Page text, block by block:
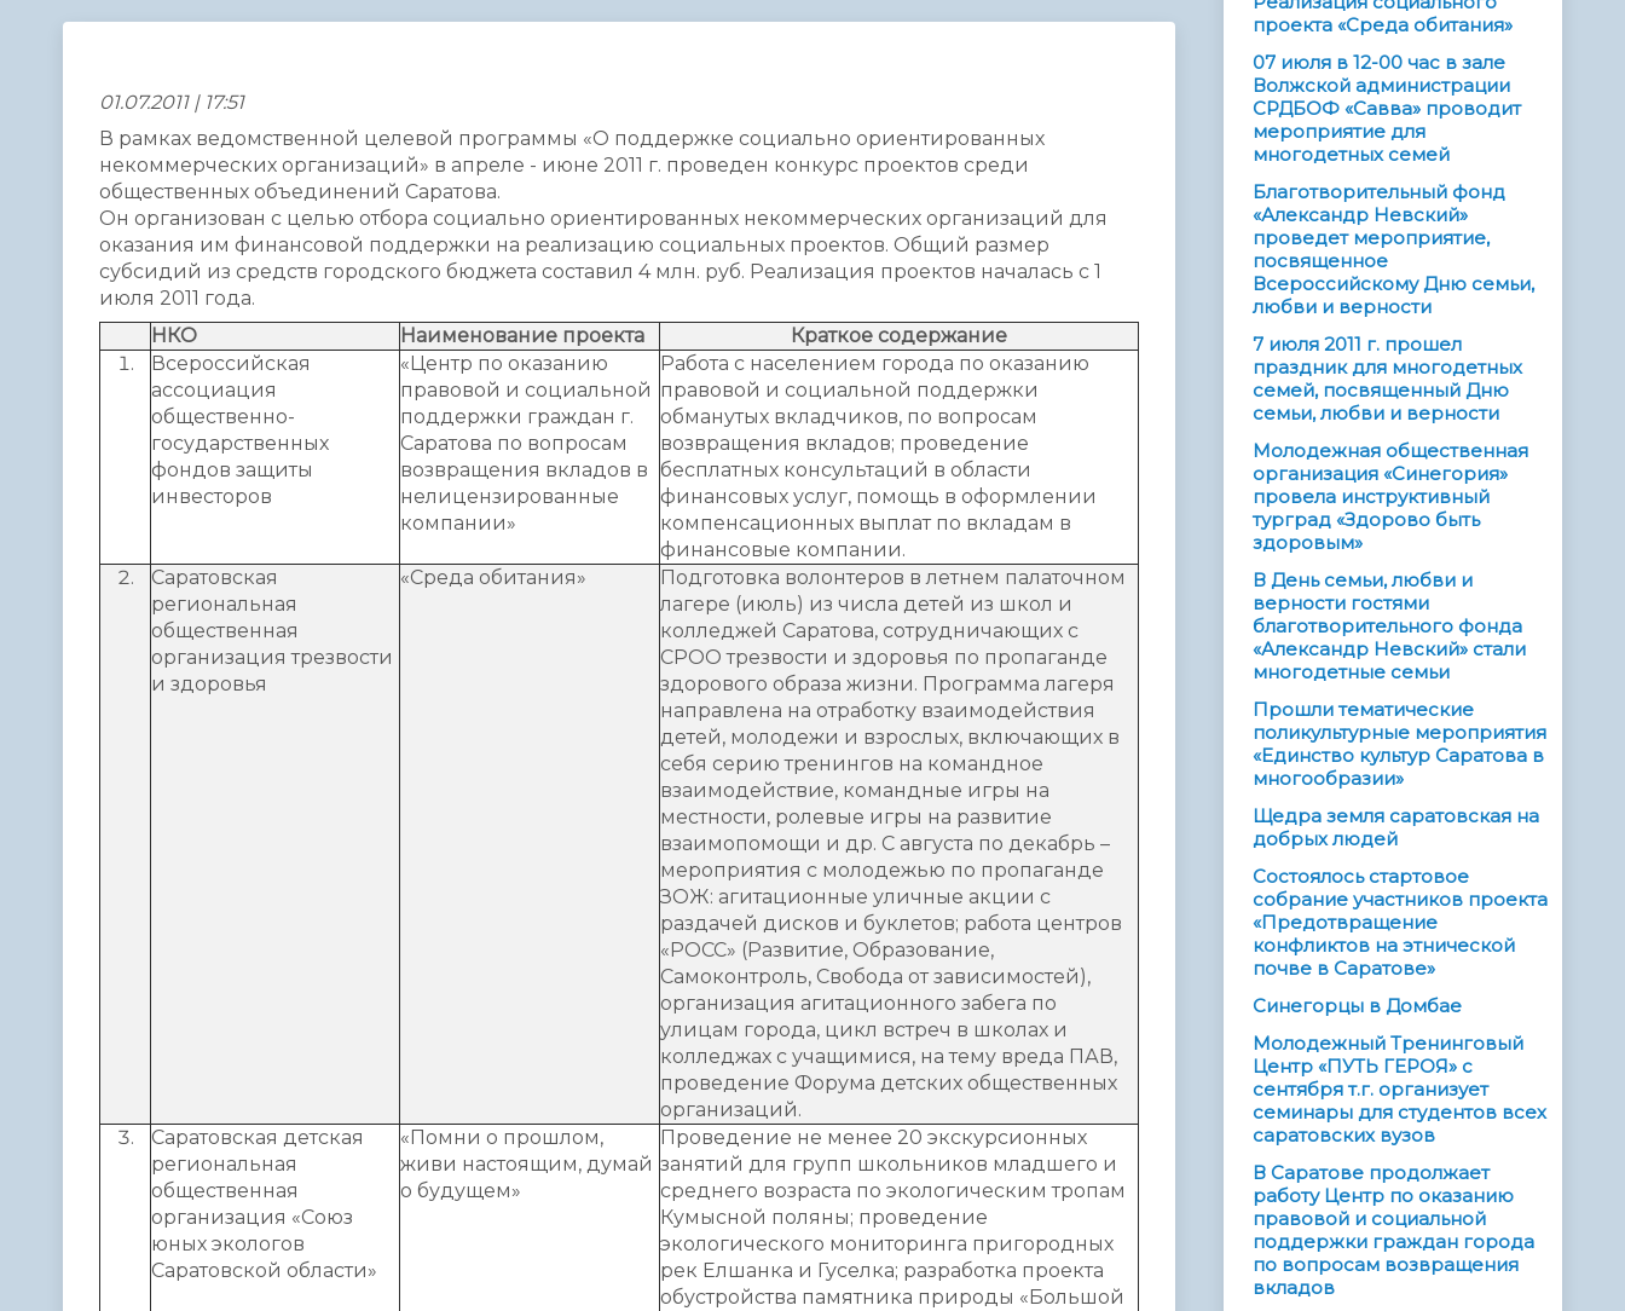
01.07.2011 | 17:51
В рамках ведомственной целевой программы «О поддержке социально ориентированных
некоммерческих организаций» в апреле - июне 2011 г. проведен конкурс проектов среди
общественных объединений Саратова.
Он организован с целью отбора социально ориентированных некоммерческих организаций для
оказания им финансовой поддержки на реализацию социальных проектов. Общий размер
субсидий из средств городского бюджета составил 4 млн. руб. Реализация проектов началась с 1
июля 2011 года.
НКО
Наименование проекта
Краткое содержание
Всероссийская
ассоциация
общественно-
государственных
фондов защиты
инвесторов
«Центр по оказанию
правовой и социальной
поддержки граждан г.
Саратова по вопросам
возвращения вкладов в
нелицензированные
компании»
Работа с населением города по оказанию
правовой и социальной поддержки
обманутых вкладчиков, по вопросам
возвращения вкладов; проведение
бесплатных консультаций в области
финансовых услуг, помощь в оформлении
компенсационных выплат по вкладам в
финансовые компании.
Саратовская
региональная
общественная
организация трезвости
и здоровья
«Среда обитания»
Подготовка волонтеров в летнем палаточном
лагере (июль) из числа детей из школ и
колледжей Саратова, сотрудничающих с
СРОО трезвости и здоровья по пропаганде
здорового образа жизни. Программа лагеря
направлена на отработку взаимодействия
детей, молодежи и взрослых, включающих в
себя серию тренингов на командное
взаимодействие, командные игры на
местности, ролевые игры на развитие
взаимопомощи и др. С августа по декабрь –
мероприятия с молодежью по пропаганде
ЗОЖ: агитационные уличные акции с
раздачей дисков и буклетов; работа центров
«РОСС» (Развитие, Образование,
Самоконтроль, Свобода от зависимостей),
организация агитационного забега по
улицам города, цикл встреч в школах и
колледжах с учащимися, на тему вреда ПАВ,
проведение Форума детских общественных
организаций.
Саратовская детская
региональная
общественная
организация «Союз
юных экологов
Саратовской области»
«Помни о прошлом,
живи настоящим, думай
о будущем»
Проведение не менее 20 экскурсионных
занятий для групп школьников младшего и
среднего возраста по экологическим тропам
Кумысной поляны; проведение
экологического мониторинга пригородных
рек Елшанка и Гуселка; разработка проекта
обустройства памятника природы «Большой
проекта «Среда обитания»
07 июля в 12-00 час в зале
Волжской администрации
СРДБОФ «Савва» проводит
мероприятие для
многодетных семей
Благотворительный фонд
«Александр Невский»
проведет мероприятие,
посвященное
Всероссийскому Дню семьи,
любви и верности
7 июля 2011 г. прошел
праздник для многодетных
семей, посвященный Дню
семьи, любви и верности
Молодежная общественная
организация «Синегория»
провела инструктивный
турград «Здорово быть
здоровым»
В День семьи, любви и
верности гостями
благотворительного фонда
«Александр Невский» стали
многодетные семьи
Прошли тематические
поликультурные мероприятия
«Единство культур Саратова в
многообразии»
Щедра земля саратовская на
добрых людей
Состоялось стартовое
собрание участников проекта
«Предотвращение
конфликтов на этнической
почве в Саратове»
Синегорцы в Домбае
Молодежный Тренинговый
Центр «ПУТЬ ГЕРОЯ» с
сентября т.г. организует
семинары для студентов всех
саратовских вузов
В Саратове продолжает
работу Центр по оказанию
правовой и социальной
поддержки граждан города
по вопросам возвращения
вкладов